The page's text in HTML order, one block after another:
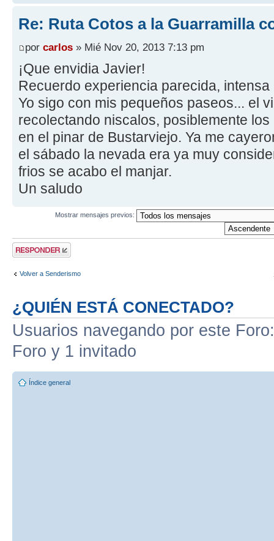
Re: Ruta Cotos a la Guarramilla
por carlos » Mié Nov 20, 2013 7:13 pm
¡Que envidia Javier!
Recuerdo experiencia parecida,
Yo sigo con mis pequeños paseos... el
recolectando niscalos, posiblemente
en el pinar de Bustarviejo. Ya me
el sábado la nevada era ya muy
frios se acabo el manjar.
Un saludo
Mostrar mensajes previos:
Publicar una
respuesta
Volver a Senderismo
¿QUIÉN ESTÁ CONECTADO?
Usuarios navegando por este
Foro y 1 invitado
Índice general